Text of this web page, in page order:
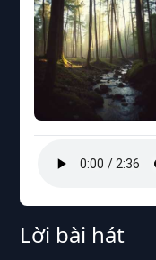
Lời bài hát